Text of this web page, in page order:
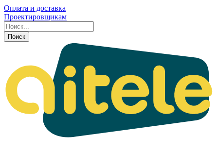
Оплата и доставка
Проектировщикам
Поиск